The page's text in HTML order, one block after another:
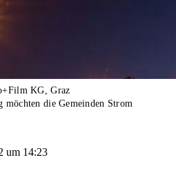
KG, Graz
möchten die Gemeinden Strom
um 14:23